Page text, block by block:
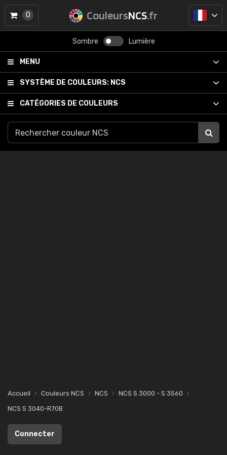
CouleursNCS.fr
Sombre Lumière
MENU
SYSTÈME DE COULEURS: NCS
CATÉGORIES DE COULEURS
0
Accueil Couleurs NCS NCS
NCS S 3000 - S 3560
NCS S 3040-R70B
Connecter